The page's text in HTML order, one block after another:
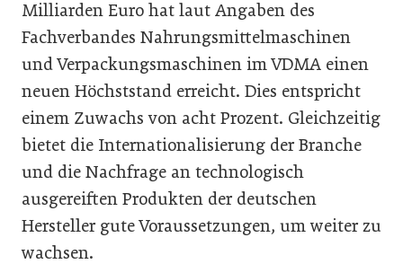
Milliarden Euro hat laut Angaben des
Fachverbandes Nahrungsmittelmaschinen
und Verpackungsmaschinen im VDMA einen
neuen Höchststand erreicht. Dies entspricht
einem Zuwachs von acht Prozent. Gleichzeitig
bietet die Internationalisierung der Branche
und die Nachfrage an technologisch
ausgereiften Produkten der deutschen
Hersteller gute Voraussetzungen, um weiter zu
wachsen.